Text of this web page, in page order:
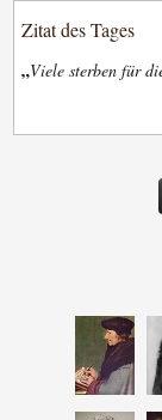
Zitat des Tages
„Viele sterben für